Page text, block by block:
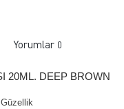
Yorumlar 0
20ML. DEEP BROWN